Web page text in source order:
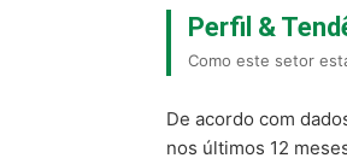
Perfil &
Como este setor
De acordo com
nos últimos 12